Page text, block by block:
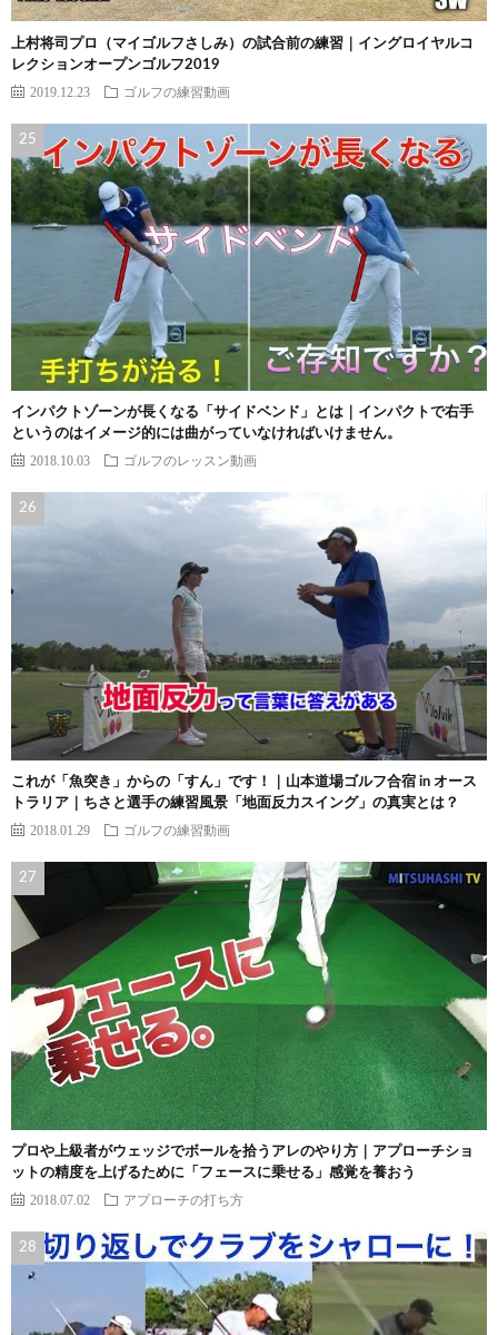
上村将司プロ（マイゴルフさしみ）の試合前の練習｜イングロイヤルコ
レクションオープンゴルフ2019
2019.12.23 ゴルフの練習動画
インパクトゾーンが長くなる「サイドベンド」とは｜インパクトで右手
というのはイメージ的には曲がっていなければいけません。
2018.10.03 ゴルフのレッスン動画
これが「魚突き」からの「すん」です！｜山本道場ゴルフ合宿 in オース
トラリア｜ちさと選手の練習風景「地面反力スイング」の真実とは？
2018.01.29 ゴルフの練習動画
プロや上級者がウェッジでボールを拾うアレのやり方｜アプローチショ
ットの精度を上げるために「フェースに乗せる」感覚を養おう
2018.07.02 アプローチの打ち方